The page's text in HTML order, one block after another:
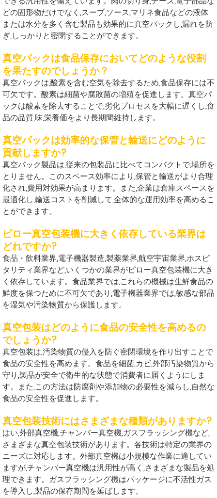
どの固形物だけでなく,スープ,ソース,マリネ食品などの液体
または水分を多く含む製品も効果的に真空パックし,漏れを防
ぎ,しっかりと密閉することができます。
真空パックは食品保存においてどのような役割
を果たすのでしょうか？
真空パックは,酸素を含む空気を除去するため,食品保存には不
可欠です。酸素は細菌や腐敗菌の増殖を促進します。真空パ
ックは酸素を除去することで,劣化プロセスを大幅に遅くし,食
品の品質,味,栄養価をより長期間維持します。
真空パックは効率的な保管と輸送にどのように
貢献しますか?
真空パック製品は,従来の包装品に比べてコンパクトで,場所を
とりません。このスペース効率により,保管と輸送がより合理
化され,費用対効果が高まります。また,企業は倉庫スペースを
最適化し,輸送コストを削減して,全体的な運用効率を高めるこ
とができます。
ピロー真空包装機に大きく依存している業界は
どれですか?
食品・飲料業界,電子機器製造,製薬業界,航空宇宙業界,ホスピ
タリティ業界など,いくつかの業界がピロー真空包装機に大き
く依存しています。食品業界では,これらの機械は生鮮食品の
鮮度を保つために不可欠であり,電子機器業界では,敏感な部品
を湿気や汚染物質から保護します。
真空包装はどのように食品の安全性を高めるの
でしょうか?
真空包装は,汚染物質の侵入を防ぐ密閉環境を作り出すことで
食品の安全性を高めます。食品を細菌,カビ,外部汚染物質から
守り,製品が安全で衛生的な状態で消費者に届くようにしま
す。また,この方法は防腐剤や添加物の必要性を減らし,自然な
食品の安全性を促進します。
真空包装技術にはさまざまな種類がありますか?
はい,外部真空機,チャンバー真空機,ガスフラッシング機など,
さまざまな真空包装技術があります。各技術は特定の業界の
ニーズに対応します。外部真空機は小規模な作業に適してい
ますが,チャンバー真空機は汎用性が高く,さまざまな製品を処
理できます。ガスフラッシング機はパッケージに不活性ガス
を導入し,製品の保存期間を延ばします。